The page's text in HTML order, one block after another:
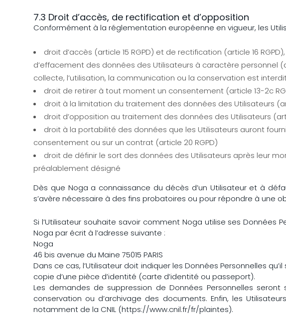
7.3 Droit d’accès, de rectification et d’opposition
Conformément à la réglementation européenne en vigueur, les
droit d’accès (article 15 RGPD) et de rectification (article 16
d’effacement des données des Utilisateurs à caractère personnel
collecte, l’utilisation, la communication ou la conservation est
droit de retirer à tout moment un consentement (article 13-2c
droit à la limitation du traitement des données des Utilisateurs
droit d’opposition au traitement des données des Utilisateurs
droit à la portabilité des données que les Utilisateurs auront
consentement ou sur un contrat (article 20 RGPD)
droit de définir le sort des données des Utilisateurs après leur
préalablement désigné
Dès que Noga a connaissance du décès d’un Utilisateur et à
s’avère nécessaire à des fins probatoires ou pour répondre à une
Si l’Utilisateur souhaite savoir comment Noga utilise ses
Noga par écrit à l’adresse suivante :
Noga
46 bis avenue du Maine 75015 PARIS
Dans ce cas, l’Utilisateur doit indiquer les Données Personnelles
copie d’une pièce d’identité (carte d’identité ou passeport).
Les demandes de suppression de Données Personnelles
conservation ou d’archivage des documents. Enfin, les
notamment de la CNIL (https://www.cnil.fr/fr/plaintes).